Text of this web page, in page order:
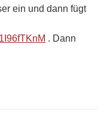
ein und dann fügt
. Dann